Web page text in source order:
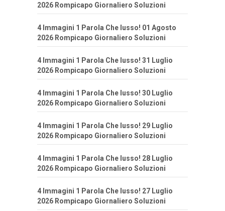
2026 Rompicapo Giornaliero Soluzioni
4 Immagini 1 Parola Che lusso! 01 Agosto
2026 Rompicapo Giornaliero Soluzioni
4 Immagini 1 Parola Che lusso! 31 Luglio
2026 Rompicapo Giornaliero Soluzioni
4 Immagini 1 Parola Che lusso! 30 Luglio
2026 Rompicapo Giornaliero Soluzioni
4 Immagini 1 Parola Che lusso! 29 Luglio
2026 Rompicapo Giornaliero Soluzioni
4 Immagini 1 Parola Che lusso! 28 Luglio
2026 Rompicapo Giornaliero Soluzioni
4 Immagini 1 Parola Che lusso! 27 Luglio
2026 Rompicapo Giornaliero Soluzioni